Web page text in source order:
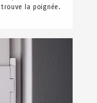
la poignée.